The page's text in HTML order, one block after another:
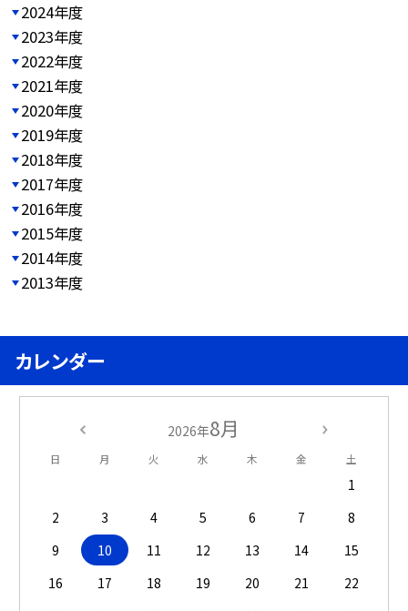
2024年度
2023年度
2022年度
2021年度
2020年度
2019年度
2018年度
2017年度
2016年度
2015年度
2014年度
2013年度
カレンダー
2026年8月
日 月 火 水 木 金 土
1
2
3 4 5 6 7
8
9
10 11 12 13 14
15
16
17 18 19 20 21
22